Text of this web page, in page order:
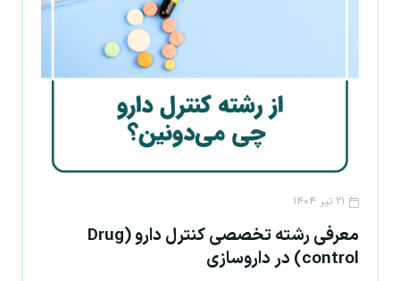
۲۱ تیر ۱۴۰۴
معرفی رشته تخصصی کنترل دارو (Drug
control) در داروسازی